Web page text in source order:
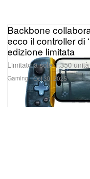
Gaming
Backbone
ecco il controller di
edizione limitata
Limitato a sole 1.350
Oct 30, 2025